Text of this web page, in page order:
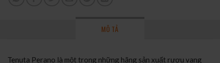
MÔ TẢ
Tenuta Perano là một trong những hãng sản xuất rượu vang